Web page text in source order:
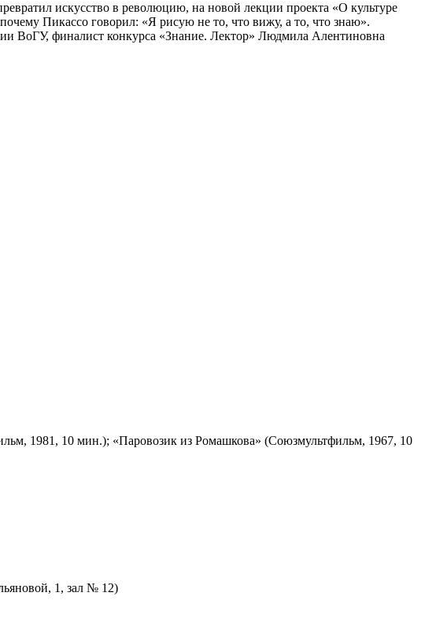
искусство в революцию, на новой лекции проекта «О культуре
Пикассо говорил: «Я рисую не то, что вижу, а то, что знаю».
ВоГУ, финалист конкурса «Знание. Лектор» Людмила Алентиновна
1981, 10 мин.); «Паровозик из Ромашкова» (Союзмультфильм, 1967, 10
1, зал № 12)